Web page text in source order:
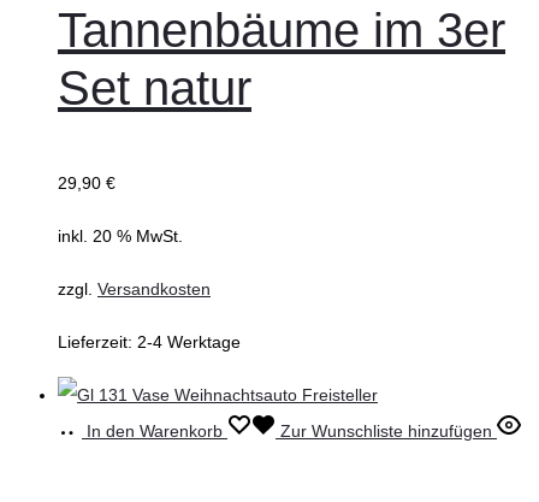
Tannenbäume im 3er
Set natur
29,90 €
inkl. 20 % MwSt.
zzgl. Versandkosten
Lieferzeit: 2-4 Werktage
In den Warenkorb Zur Wunschliste hinzufügen